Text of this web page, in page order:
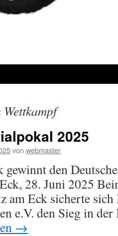
Wettkampf
2025
von webmaster
gewinnt den
28. Juni 2025
am Eck sicherte
e.V. den Sieg in
→